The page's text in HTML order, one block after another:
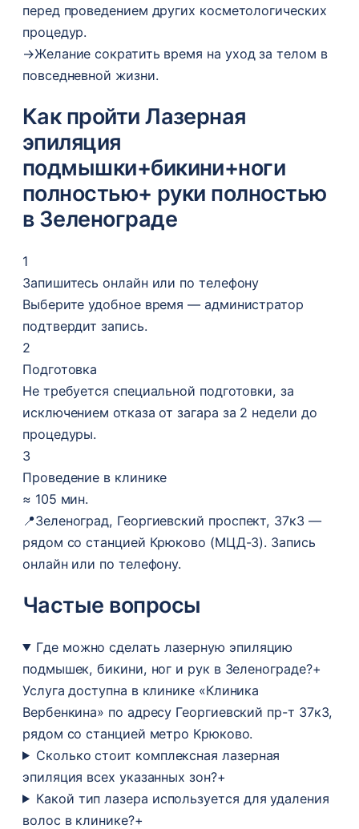
перед проведением других косметологических
процедур.
→Желание сократить время на уход за телом в
повседневной жизни.
Как пройти Лазерная
эпиляция
подмышки+бикини+ноги
полностью+ руки полностью
в Зеленограде
1
Запишитесь онлайн или по телефону
Выберите удобное время — администратор
подтвердит запись.
2
Подготовка
Не требуется специальной подготовки, за
исключением отказа от загара за 2 недели до
процедуры.
3
Проведение в клинике
≈ 105 мин.
📍Зеленоград, Георгиевский проспект, 37к3 —
рядом со станцией Крюково (МЦД-3). Запись
онлайн или по телефону.
Частые вопросы
Где можно сделать лазерную эпиляцию
подмышек, бикини, ног и рук в Зеленограде?+
Услуга доступна в клинике «Клиника
Вербенкина» по адресу Георгиевский пр-т 37к3,
рядом со станцией метро Крюково.
Сколько стоит комплексная лазерная
эпиляция всех указанных зон?+
Какой тип лазера используется для удаления
волос в клинике?+